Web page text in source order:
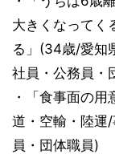
大きくなってく
る」(34歳/愛知
社員・公務員・
・「食事面の
道・空輸・陸運
員・団体職員)